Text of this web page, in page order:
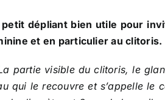
petit dépliant bien utile pour
et en particulier au clitoris.
partie visible du clitoris, le
qui le recouvre et s’appelle le